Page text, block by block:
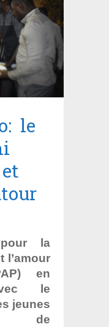
le
la
l’amour
en
le
jeunes
de